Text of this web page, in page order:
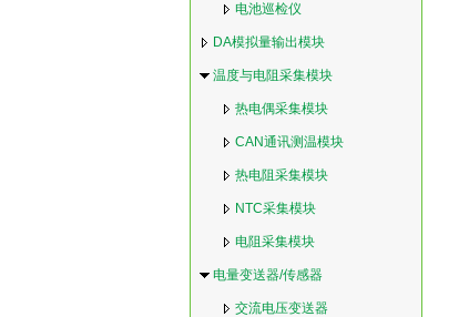
电池巡检仪
DA模拟量输出模块
温度与电阻采集模块
热电偶采集模块
CAN通讯测温模块
热电阻采集模块
NTC采集模块
电阻采集模块
电量变送器/传感器
交流电压变送器